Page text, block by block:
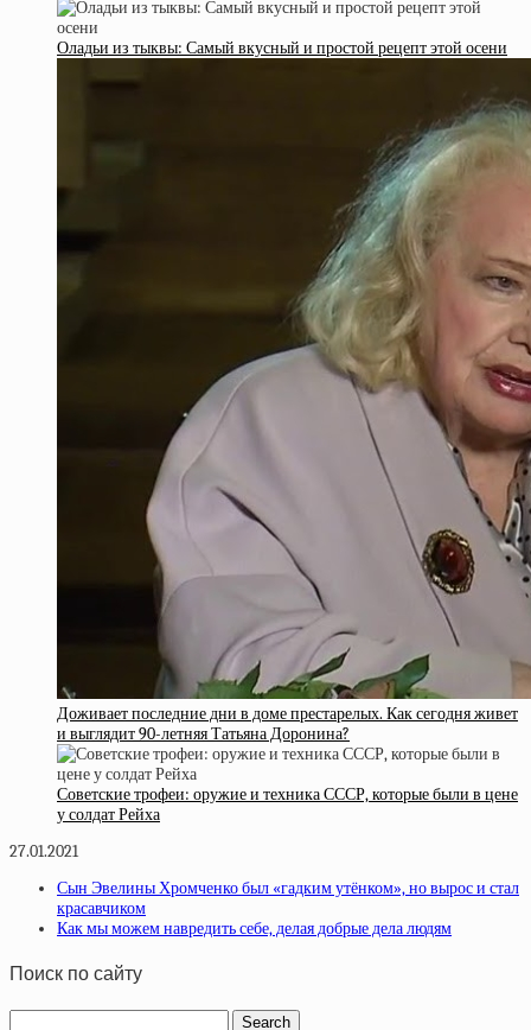
Оладьи из тыквы: Самый вкусный и простой рецепт этой осени
Доживает последние дни в доме престарелых. Как сегодня живет
и выглядит 90-летняя Татьяна Доронина?
Советские трофеи: оружие и техника СССР, которые были в цене
у солдат Рейха
27.01.2021
Сын Эвелины Хромченко был «гадким утёнком», но вырос и стал
красавчиком
Как мы можем навредить себе, делая добрые дела людям
Поиск по сайту